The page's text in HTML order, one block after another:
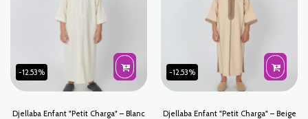
-12.53%
Djellaba Enfant "Petit Charga" – Blanc
-12.53%
Djellaba Enfant "Petit Charga" – Beige